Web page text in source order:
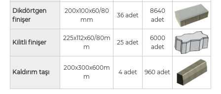
Dikdörtgen
finişer
200x100x60/80
mm
36 adet
8640
adet
Kilitli finişer
225x112x60/80m
m
25 adet
6000
adet
Kaldırım taşı
200x300x600m
m
4 adet 960 adet